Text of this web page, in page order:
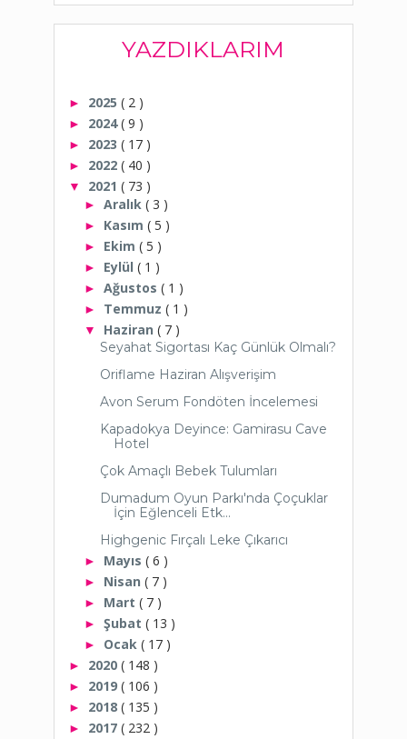
YAZDIKLARIM
► 2025 ( 2 )
► 2024( 9 )
► 2023 ( 17 )
► 2022 ( 40 )
▼ 2021 ( 73 )
► Aralık ( 3 )
► Kasım ( 5 )
► Ekim ( 5 )
► Eylül ( 1 )
► Ağustos ( 1 )
► Temmuz ( 1 )
▼ Haziran ( 7 )
Seyahat Sigortası Kaç Günlük Olmalı?
Oriflame Haziran Alışverişim
Avon Serum Fondöten İncelemesi
Kapadokya Deyince: Gamirasu Cave
Hotel
Çok Amaçlı Bebek Tulumları
Dumadum Oyun Parkı'nda Çoçuklar
İçin Eğlenceli Etk...
Highgenic Fırçalı Leke Çıkarıcı
► Mayıs ( 6 )
► Nisan ( 7 )
► Mart ( 7 )
► Şubat ( 13 )
► Ocak ( 17 )
► 2020 ( 148 )
► 2019 ( 106 )
► 2018 ( 135 )
► 2017 ( 232 )